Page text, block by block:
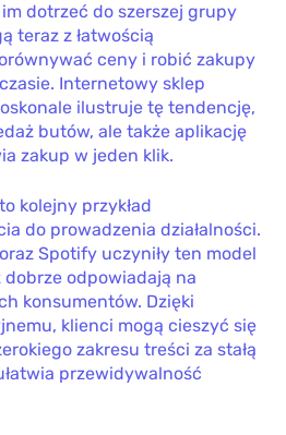
dotrzeć do szerszej grupy
teraz z łatwością
ceny i robić zakupy
Internetowy sklep
ilustruje tę tendencję,
butów, ale także aplikację
zakup w jeden klik.
to kolejny przykład
do prowadzenia działalności.
Spotify uczyniły ten model
odpowiadają na
konsumentów. Dzięki
klienci mogą cieszyć się
zakresu treści za stałą
przewidywalność